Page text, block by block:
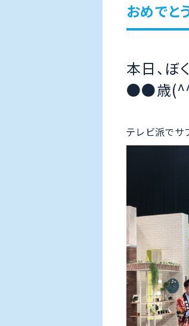
おめでと
本日、ぼ
●●歳
テレビ派でサ